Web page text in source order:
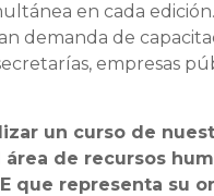
en cada
demanda de
empresas
un curso de
de recursos
que representa su